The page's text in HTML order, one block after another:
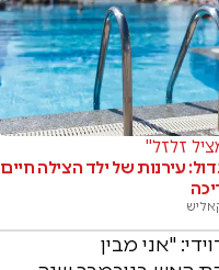
זלזל"
עירנות של ילד הצילה חיים
"אני מבין